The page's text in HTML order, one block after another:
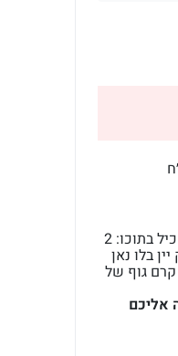
בלון פורח ענק ומהפנט! במילה אחת wow המכיל בתוכו: 2
בלו נאן
קרם גוף של
אליכם